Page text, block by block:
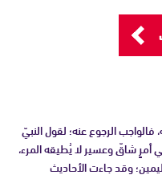
الرجوع عنه؛ لقول النبيّ
أمرٍ شاقّ وعسير لا يُطيقه المرء،
وقد جاءت الأحاديث